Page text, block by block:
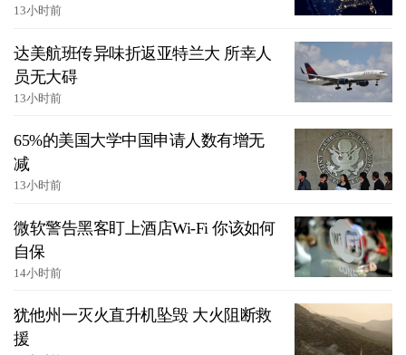
13小时前
达美航班传异味折返亚特兰大 所幸人
员无大碍
13小时前
65%的美国大学中国申请人数有增无
减
13小时前
微软警告黑客盯上酒店Wi-Fi 你该如何
自保
14小时前
犹他州一灭火直升机坠毁 大火阻断救
援